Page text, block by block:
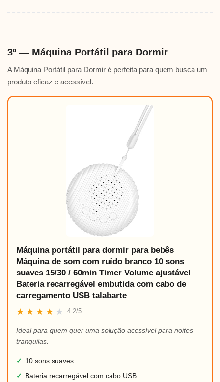
3º — Máquina Portátil para Dormir
A Máquina Portátil para Dormir é perfeita para quem busca um
produto eficaz e acessível.
Máquina portátil para dormir para bebês
Máquina de som com ruído branco 10 sons
suaves 15/30 / 60min Timer Volume ajustável
Bateria recarregável embutida com cabo de
carregamento USB talabarte
★ ★ ★ ★ ★ 4.2/5
Ideal para quem quer uma solução acessível para noites
tranquilas.
✓ 10 sons suaves
✓
Bateria recarregável com cabo USB